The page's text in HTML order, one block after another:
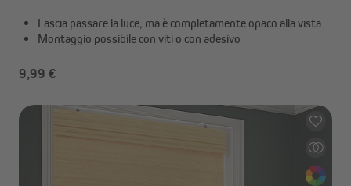
Lascia passare la luce, ma è completamente opaco alla vista
Montaggio possibile con viti o con adesivo
9,99 €